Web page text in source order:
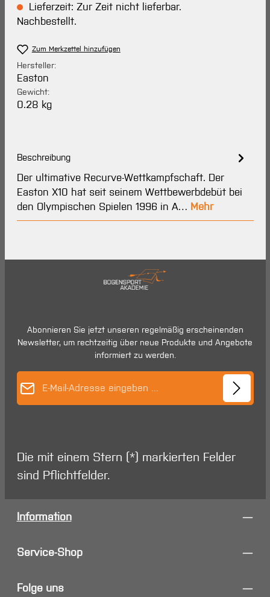
Lieferzeit: Zur Zeit nicht lieferbar.
Nachbestellt.
Zum Merkzettel hinzufügen
Hersteller:
Easton
Gewicht:
0.28 kg
Beschreibung
Der ultimative Recurve-Wettkampfschaft. Der
Easton X10 hat seit seinem Wettbewerbdebüt bei
den Olympischen Spielen 1996 in A… Mehr
Abonnieren Sie jetzt unseren regelmäßig erscheinenden
Newsletter, um rechtzeitig über neue Produkte und Angebote
informiert zu werden.
Die mit einem Stern (*) markierten Felder
sind Pflichtfelder.
Information
Service-Shop
Folge uns